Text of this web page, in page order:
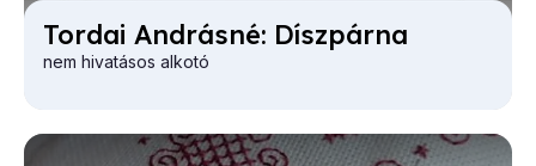
Tor­dai And­rás­né: Dísz­pár­na
nem hivatásos alkotó